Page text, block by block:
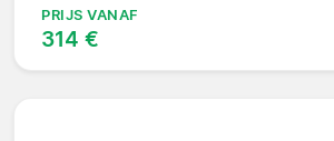
PRIJS VANAF
314 €